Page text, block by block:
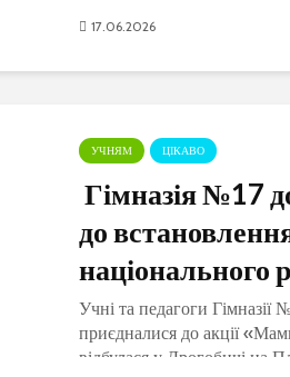
чекаютьЧитати далі
17.06.2026
УЧНЯМ ЦІКАВО
Гімназія №17
до
національного
Учні та педагоги Гімназії
приєдналися до акції
відбулася у Дрогобичі на